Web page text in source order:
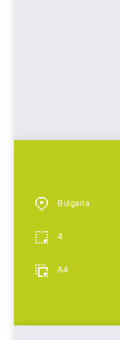
Bulgaria
4
A4